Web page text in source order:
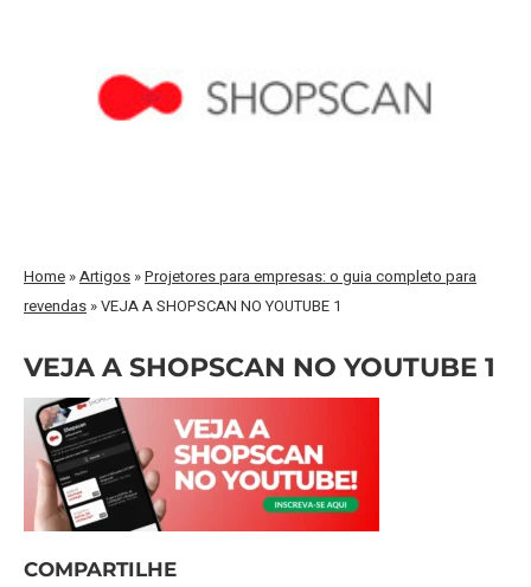
Home »Artigos »Projetores para empresas: o guia completo para
revendas »VEJA A SHOPSCAN NO YOUTUBE 1
VEJA A SHOPSCAN NO YOUTUBE 1
COMPARTILHE